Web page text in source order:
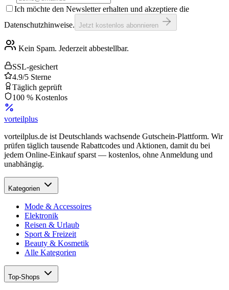
Ich möchte den Newsletter erhalten und akzeptiere die
Datenschutzhinweise. Jetzt kostenlos abonnieren
Kein Spam. Jederzeit abbestellbar.
SSL-gesichert
4.9/5 Sterne
Täglich geprüft
100 % Kostenlos
vorteilplus
vorteilplus.de ist Deutschlands wachsende Gutschein-Plattform. Wir
prüfen täglich tausende Rabattcodes und Aktionen, damit du bei
jedem Online-Einkauf sparst — kostenlos, ohne Anmeldung und
unabhängig.
Kategorien
Mode & Accessoires
Elektronik
Reisen & Urlaub
Sport & Freizeit
Beauty & Kosmetik
Alle Kategorien
Top-Shops